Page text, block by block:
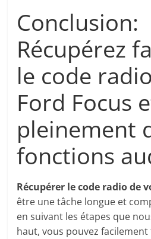
Conclusion:
Récupérez
le code
Ford Focus
pleinement
fonctions
Récupérer le code radio de
être une tâche longue et
en suivant les étapes que
haut, vous pouvez